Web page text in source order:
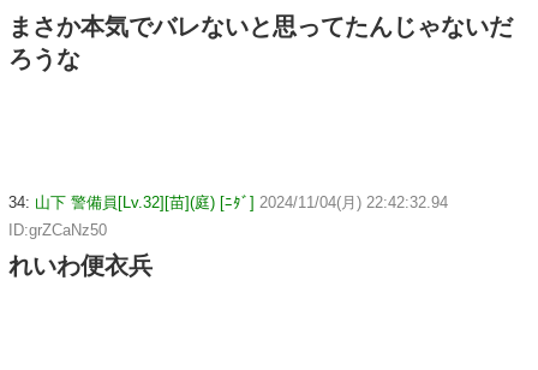
まさか本気でバレないと思ってたんじゃないだ
ろうな
34: 山下 警備員[Lv.32][苗](庭) [ﾆﾀﾞ] 2024/11/04(月) 22:42:32.94
ID:grZCaNz50
れいわ便衣兵